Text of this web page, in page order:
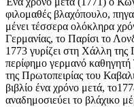
φιλομαθές βλαχόπουλο,
μένει τέσσερα ολόκληρα
Γερμανίας, το Παρίσι το
1773 γυρίζει στη Χάλλη της
περίφημο γερμανό καθηγητή
της Πρωτοπειρίας του
βιβλίο ένα χρόνο μετά,
αναδημοσιεύει το βλάχικο